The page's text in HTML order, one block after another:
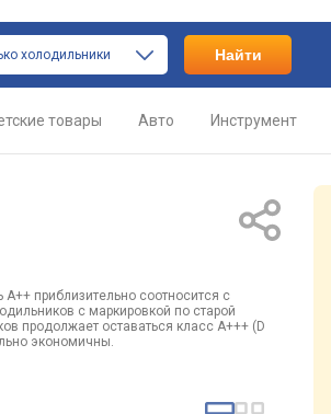
холодильники Найти
товары Авто Инструмент
приблизительно соотносится с
с маркировкой по старой
продолжает оставаться класс А+++ (D
экономичны.